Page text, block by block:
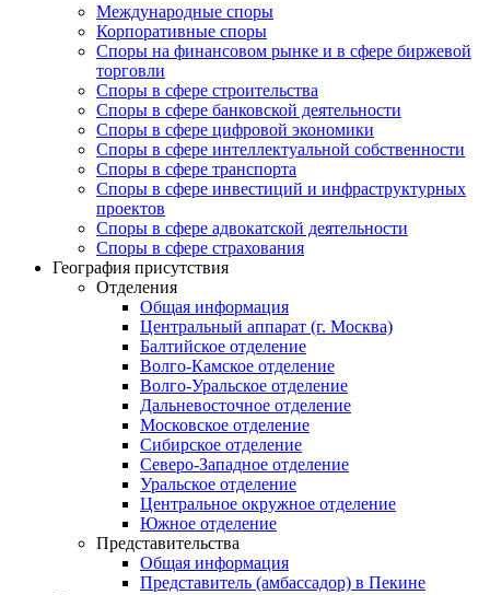
Международные споры
Корпоративные споры
Споры на финансовом рынке и в сфере биржевой
торговли
Споры в сфере строительства
Споры в сфере банковской деятельности
Споры в сфере цифровой экономики
Споры в сфере интеллектуальной собственности
Споры в сфере транспорта
Cпоры в сфере инвестиций и инфраструктурных
проектов
Споры в сфере адвокатской деятельности
Споры в сфере страхования
География присутствия
Отделения
Общая информация
Центральный аппарат (г. Москва)
Балтийское отделение
Волго-Камское отделение
Волго-Уральское отделение
Дальневосточное отделение
Московское отделение
Сибирское отделение
Северо-Западное отделение
Уральское отделение
Центральное окружное отделение
Южное отделение
Представительства
Общая информация
Представитель (амбассадор) в Пекине